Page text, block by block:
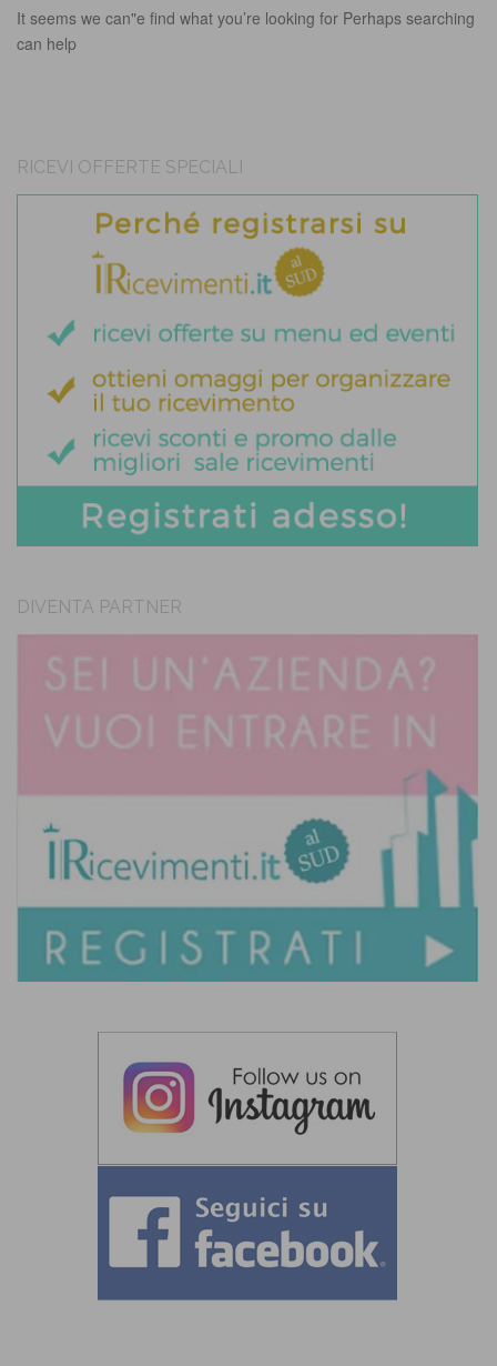
It seems we can"e find what you’re looking for Perhaps searching
can help
RICEVI OFFERTE SPECIALI
DIVENTA PARTNER